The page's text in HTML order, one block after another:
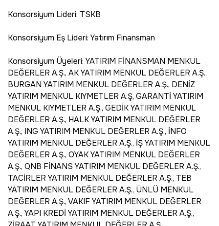
Konsorsiyum Lideri: TSKB
Konsorsiyum Eş Lideri: Yatırım Finansman
Konsorsiyum Üyeleri: YATIRIM FİNANSMAN MENKUL
DEĞERLER A.Ş., AK YATIRIM MENKUL DEĞERLER A.Ş.,
BURGAN YATIRIM MENKUL DEĞERLER A.Ş., DENİZ
YATIRIM MENKUL KIYMETLER A.Ş, GARANTİ YATIRIM
MENKUL KIYMETLER A.Ş., GEDİK YATIRIM MENKUL
DEĞERLER A.Ş., HALK YATIRIM MENKUL DEĞERLER
A.Ş., ING YATIRIM MENKUL DEĞERLER A.Ş., İNFO
YATIRIM MENKUL DEĞERLER A.Ş., İŞ YATIRIM MENKUL
DEĞERLER A.Ş., OYAK YATIRIM MENKUL DEĞERLER
A.Ş., QNB FİNANS YATIRIM MENKUL DEĞERLER A.Ş.,
TACİRLER YATIRIM MENKUL DEĞERLER A.Ş., TEB
YATIRIM MENKUL DEĞERLER A.Ş., ÜNLÜ MENKUL
DEĞERLER A.Ş., VAKIF YATIRIM MENKUL DEĞERLER
A.Ş., YAPI KREDİ YATIRIM MENKUL DEĞERLER A.Ş.,